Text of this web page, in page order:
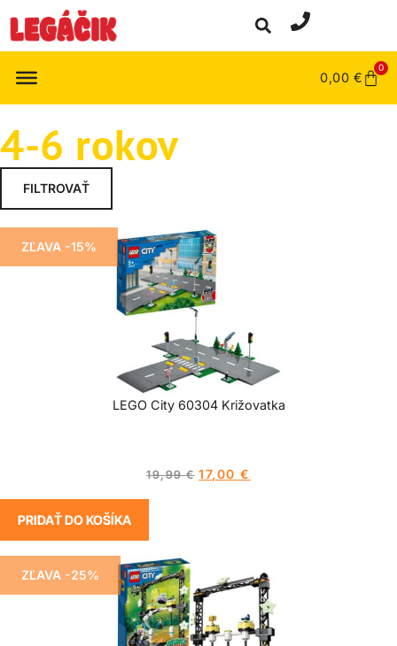
0,00 €
0
4-6 rokov
FILTROVAŤ
ZĽAVA -15%
LEGO City 60304 Križovatka
19,99€ 17,00€
PRIDAŤ DO KOŠÍKA
ZĽAVA -25%